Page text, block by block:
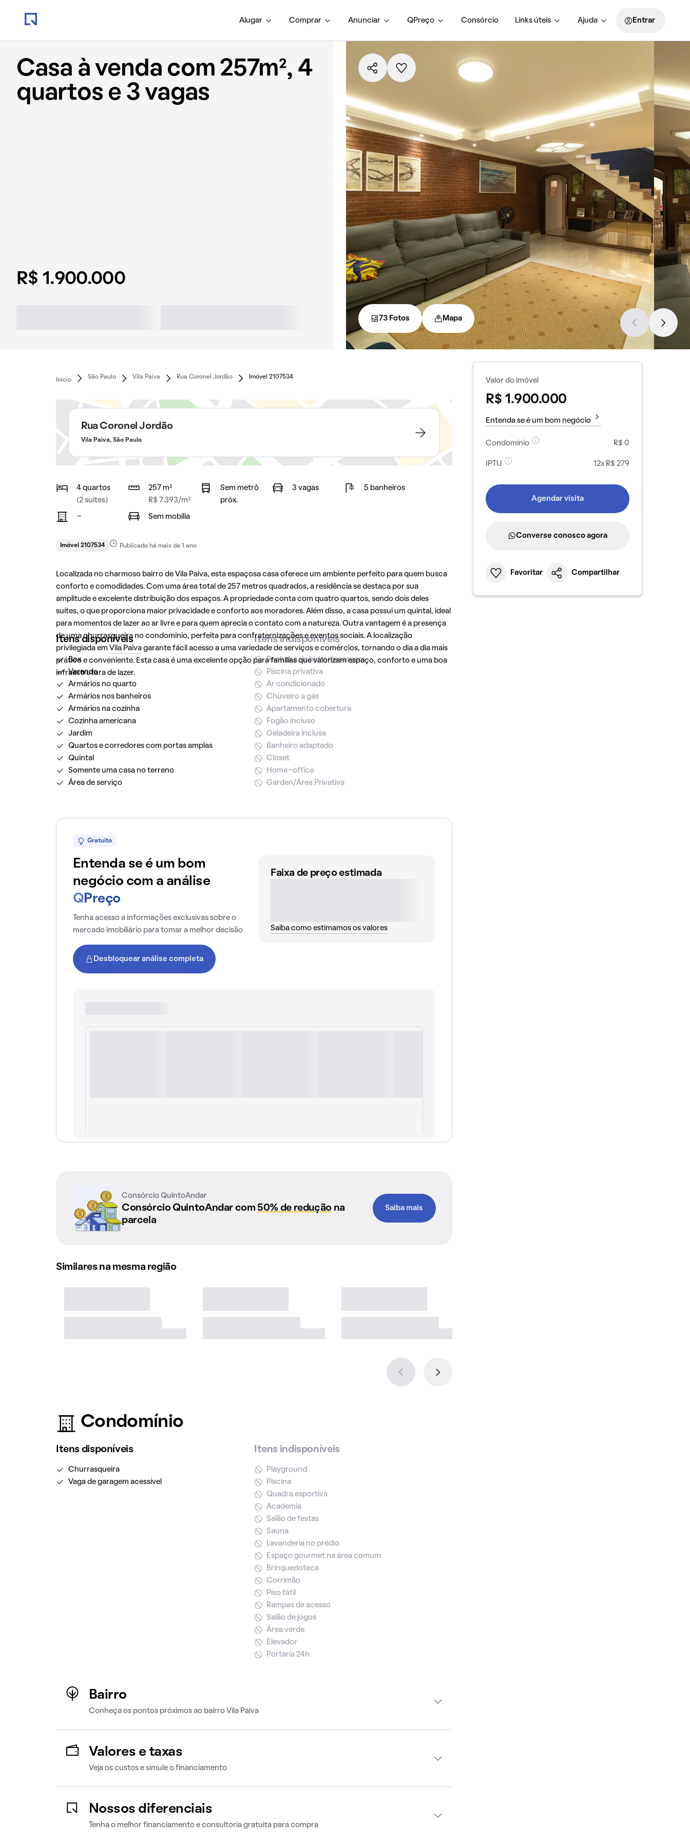
Alugar Comprar Anunciar QPreço Consórcio Links úteis Ajuda Entrar
Casa à venda com 257m², 4
quartos e 3 vagas
R$ 1.900.000
73 Fotos Mapa
Início
São Paulo Vila Paiva Rua Coronel Jordão Imóvel 2107534
Rua Coronel Jordão
Vila Paiva, São Paulo
4 quartos
(2 suítes)
257 m²
R$ 7.393/m²
Sem metrô
próx.
3 vagas 5 banheiros
- Sem mobília
Imóvel 2107534 Publicado há mais de 1 ano
Localizada no charmoso bairro de Vila Paiva, esta espaçosa casa oferece um ambiente perfeito para quem busca
conforto e comodidades. Com uma área total de 257 metros quadrados, a residência se destaca por sua
amplitude e excelente distribuição dos espaços. A propriedade conta com quatro quartos, sendo dois deles
suítes, o que proporciona maior privacidade e conforto aos moradores. Além disso, a casa possui um quintal, ideal
para momentos de lazer ao ar livre e para quem aprecia o contato com a natureza. Outra vantagem é a presença
de uma churrasqueira no condomínio, perfeita para confraternizações e eventos sociais. A localização
privilegiada em Vila Paivagarante fácil acesso a uma variedade de serviços e comércios, tornando o dia a dia mais
prático e conveniente. Esta casa é uma excelente opção para famílias que valorizam espaço, conforto e uma boa
infraestrutura de lazer.
Itens disponíveis
Box
Varanda
Armários no quarto
Armários nos banheiros
Armários na cozinha
Cozinha americana
Jardim
Quartos e corredores com portas amplas
Quintal
Somente uma casa no terreno
Área de serviço
Itens indisponíveis
Banheira de hidromassagem
Piscina privativa
Ar condicionado
Chuveiro a gás
Apartamento cobertura
Fogão incluso
Geladeira inclusa
Banheiro adaptado
Closet
Home-office
Garden/Área Privativa
Gratuito
Entenda se é um bom
negócio com a análise
Q Preço
Tenha acesso a informações exclusivas sobre o
mercado imobiliário para tomar a melhor decisão
Desbloquear análise completa
Faixa de preço estimada
Saiba como estimamos os valores
Consórcio QuintoAndar
Consórcio QuintoAndar com 50% de reduçãona
parcela
Saiba mais
Similares na mesma região
Condomínio
Itens disponíveis
Churrasqueira
Vaga de garagem acessível
Itens indisponíveis
Playground
Piscina
Quadra esportiva
Academia
Salão de festas
Sauna
Lavanderia no prédio
Espaço gourmet na área comum
Brinquedoteca
Corrimão
Piso tátil
Rampas de acesso
Salão de jogos
Área verde
Elevador
Portaria 24h
Bairro
Conheça os pontos próximos ao bairro Vila Paiva
Valores e taxas
Veja os custos e simule o financiamento
Nossos diferenciais
Tenha o melhor financiamento e consultoria gratuita para compra
Valor do imóvel
R$ 1.900.000
Entenda se é um bom negócio
Condomínio R$ 0
IPTU 12x R$ 279
Agendar visita
Converse conosco agora
Favoritar Compartilhar